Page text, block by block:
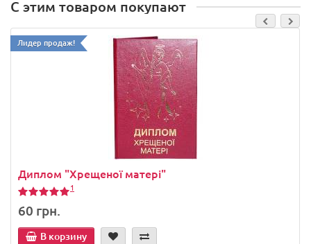
С этим товаром покупают
Лидер продаж!
Диплом "Хрещеної матері"
1
60 грн.
В корзину